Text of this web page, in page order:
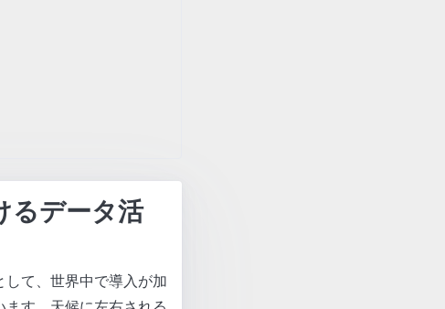
るデータ活
て、世界中で導入が加